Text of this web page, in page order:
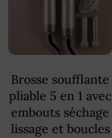
Brosse soufflante
pliable 5 en 1 avec
embouts séchage
lissage et boucles